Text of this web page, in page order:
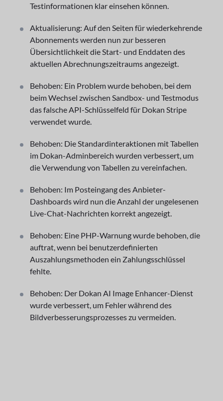
Testinformationen klar einsehen können.
Aktualisierung: Auf den Seiten für wiederkehrende
Abonnements werden nun zur besseren
Übersichtlichkeit die Start- und Enddaten des
aktuellen Abrechnungszeitraums angezeigt.
Behoben: Ein Problem wurde behoben, bei dem
beim Wechsel zwischen Sandbox- und Testmodus
das falsche API-Schlüsselfeld für Dokan Stripe
verwendet wurde.
Behoben: Die Standardinteraktionen mit Tabellen
im Dokan-Adminbereich wurden verbessert, um
die Verwendung von Tabellen zu vereinfachen.
Behoben: Im Posteingang des Anbieter-
Dashboards wird nun die Anzahl der ungelesenen
Live-Chat-Nachrichten korrekt angezeigt.
Behoben: Eine PHP-Warnung wurde behoben, die
auftrat, wenn bei benutzerdefinierten
Auszahlungsmethoden ein Zahlungsschlüssel
fehlte.
Behoben: Der Dokan AI Image Enhancer-Dienst
wurde verbessert, um Fehler während des
Bildverbesserungsprozesses zu vermeiden.